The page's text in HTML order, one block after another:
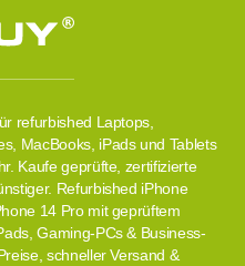
refurbished Laptops,
MacBooks, iPads und Tablets
Kaufe geprüfte, zertifizierte
Refurbished iPhone
14 Pro mit geprüftem
Gaming-PCs & Business-
schneller Versand &